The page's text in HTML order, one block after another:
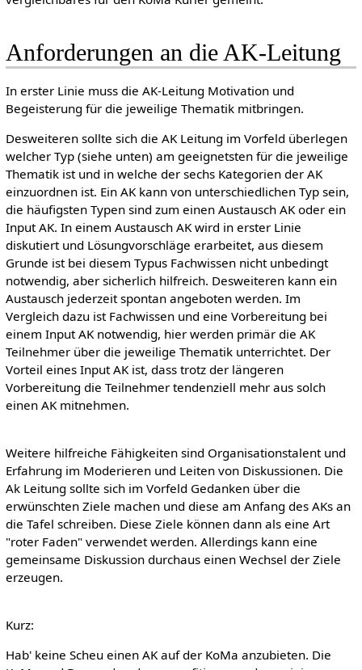
Anforderungen an die AK-Leitung
In erster Linie muss die AK-Leitung Motivation und
Begeisterung für die jeweilige Thematik mitbringen.
Desweiteren sollte sich die AK Leitung im Vorfeld überlegen
welcher Typ (siehe unten) am geeignetsten für die jeweilige
Thematik ist und in welche der sechs Kategorien der AK
einzuordnen ist. Ein AK kann von unterschiedlichen Typ sein,
die häufigsten Typen sind zum einen Austausch AK oder ein
Input AK. In einem Austausch AK wird in erster Linie
diskutiert und Lösungvorschläge erarbeitet, aus diesem
Grunde ist bei diesem Typus Fachwissen nicht unbedingt
notwendig, aber sicherlich hilfreich. Desweiteren kann ein
Austausch jederzeit spontan angeboten werden. Im
Vergleich dazu ist Fachwissen und eine Vorbereitung bei
einem Input AK notwendig, hier werden primär die AK
Teilnehmer über die jeweilige Thematik unterrichtet. Der
Vorteil eines Input AK ist, dass trotz der längeren
Vorbereitung die Teilnehmer tendenziell mehr aus solch
einen AK mitnehmen.
Weitere hilfreiche Fähigkeiten sind Organisationstalent und
Erfahrung im Moderieren und Leiten von Diskussionen. Die
Ak Leitung sollte sich im Vorfeld Gedanken über die
erwünschten Ziele machen und diese am Anfang des AKs an
die Tafel schreiben. Diese Ziele können dann als eine Art
"roter Faden" verwendet werden. Allerdings kann eine
gemeinsame Diskussion durchaus einen Wechsel der Ziele
erzeugen.
Kurz:
Hab' keine Scheu einen AK auf der KoMa anzubieten. Die